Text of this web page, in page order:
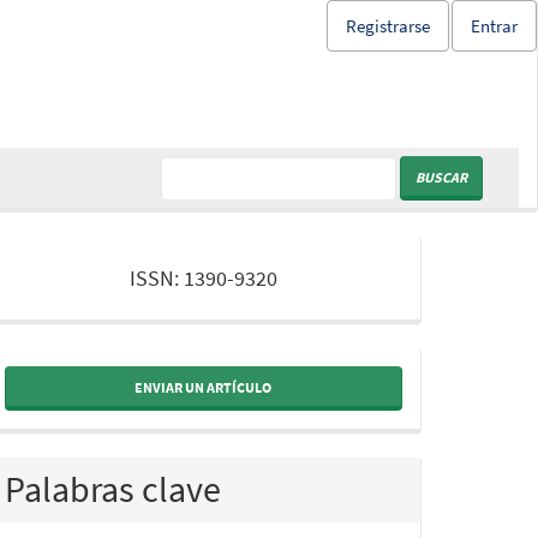
Registrarse Entrar
BUSCAR
ISSN: 1390-9320
ENVIAR UN ARTÍCULO
Palabras clave